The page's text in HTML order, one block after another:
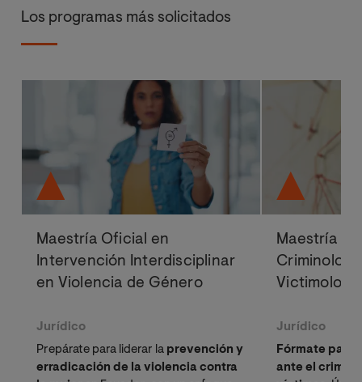
Los programas más solicitados
Maestría Oficial en
Intervención Interdisciplinar
en Violencia de Género
Jurídico
Prepárate para liderar la prevención y
erradicación de la violencia contra
Maestría
Jurídico
Fórmate para
ante el crimen